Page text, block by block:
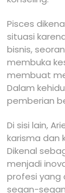
Pisces
situasi
bisnis,
membuka
membuat
Dalam
pemberian
Di sisi lain,
karisma dan
Dikenal
menjadi
profesi yang
segan-